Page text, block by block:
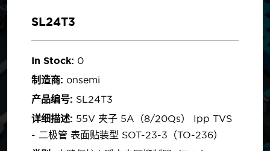
SL24T3
In Stock: 0
制造商: onsemi
产品编号: SL24T3
详细描述: 55V 夹子 5A（8/20µs） Ipp TVS
- 二极管 表面贴装型 SOT-23-3（TO-236）